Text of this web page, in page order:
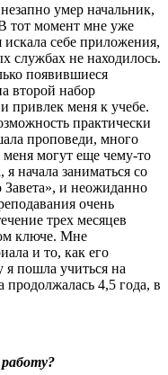
умер начальник,
тот момент мне уже
себе приложения,
службах не находилось.
появившиеся
второй набор
привлек меня к учебе.
практически
проповеди, много
меня могут еще чему-то
начала заниматься со
и неожиданно
очень
трех месяцев
ключе. Мне
и то, как его
пошла учиться на
продолжалась 4,5 года, в